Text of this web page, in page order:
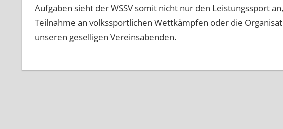
Aufgaben sieht der WSSV somit nicht nur den Leistungssport
Teilnahme an volkssportlichen Wettkämpfen oder die
unseren geselligen Vereinsabenden.